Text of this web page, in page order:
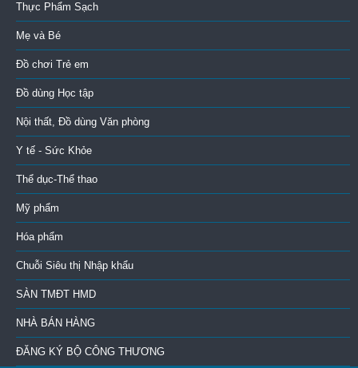
Thực Phẩm Sạch
Mẹ và Bé
Đồ chơi Trẻ em
Đồ dùng Học tập
Nội thất, Đồ dùng Văn phòng
Y tế - Sức Khỏe
Thể dục-Thể thao
Mỹ phẩm
Hóa phẩm
Chuỗi Siêu thị Nhập khẩu
SÀN TMĐT HMD
NHÀ BÁN HÀNG
ĐĂNG KÝ BỘ CÔNG THƯƠNG